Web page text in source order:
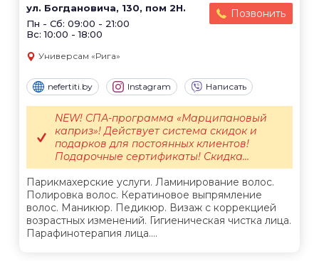
ул. Богдановича, 130, пом 2Н.
Пн - Сб: 09:00 - 21:00
Вс: 10:00 - 18:00
Позвонить
Универсам «Рига»
nefertiti.by Instagram Написать
Парикмахерские услуги. Ламинирование волос.
Полировка волос. Кератиновое выпрямление
волос. Маникюр. Педикюр. Визаж с коррекцией
возрастных изменений. Гигиеническая чистка лица.
Парафинотерапия лица....
NEW! СПА-программа «Марципановый
каприз»! Действует система скидок и
подарков для постоянных клиентов!
Подарочные сертификаты! Скидка...